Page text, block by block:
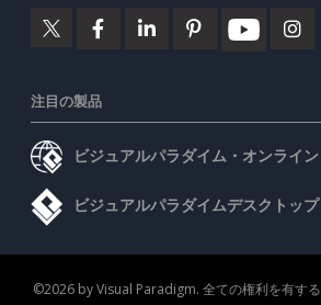
注目の製品
ビジュアルパラダイム・オンライン
ビジュアルパラダイムデスクトップ
©2026 by Visual Paradigm. 全ての権利を有する